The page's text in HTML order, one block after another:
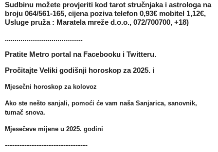
Sudbinu možete provjeriti kod tarot stručnjaka i astrologa na
broju 064/561-165, cijena poziva telefon 0,93€ mobitel 1,12€,
Usluge pruža : Maratela mreže d.o.o., 072/700700, +18)
........................................
Pratite Metro portal na Facebooku i Twitteru.
Pročitajte Veliki godišnji horoskop za 2025. i
Mjesečni horoskop za kolovoz
Ako ste nešto sanjali, pomoći će vam naša Sanjarica, sanovnik,
tumač snova.
Mjesečeve mijene u 2025. godini
----------------------------------